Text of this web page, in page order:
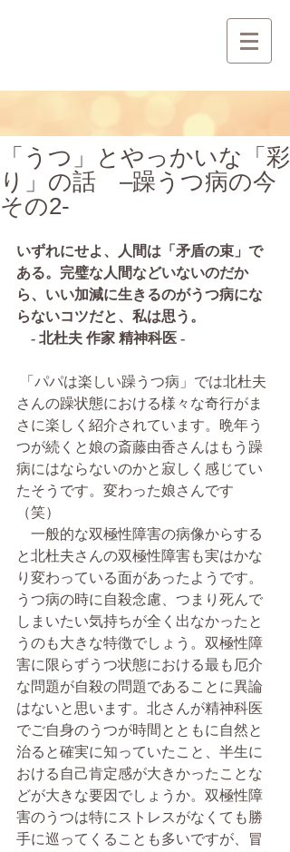
「うつ」とやっかいな「彩
り」の話 –躁うつ病の今
その2-
いずれにせよ、人間は「矛盾の束」で
ある。完璧な人間などいないのだか
ら、いい加減に生きるのがうつ病にな
らないコツだと、私は思う。
- 北杜夫 作家 精神科医 -
さんの躁状態における様々な奇行がま
さに楽しく紹介されています。晩年う
つが続くと娘の斎藤由香さんはもう躁
病にはならないのかと寂しく感じてい
たそうです。変わった娘さんです
（笑）
一般的な双極性障害の病像からする
と北杜夫さんの双極性障害も実はかな
り変わっている面があったようです。
うつ病の時に自殺念慮、つまり死んで
しまいたい気持ちが全く出なかったと
うのも大きな特徴でしょう。双極性障
害に限らずうつ状態における最も厄介
な問題が自殺の問題であることに異論
はないと思います。北さんが精神科医
でご自身のうつが時間とともに自然と
治ると確実に知っていたこと、半生に
おける自己肯定感が大きかったことな
どが大きな要因でしょうか。双極性障
害のうつは特にストレスがなくても勝
手に巡ってくることも多いですが、冒